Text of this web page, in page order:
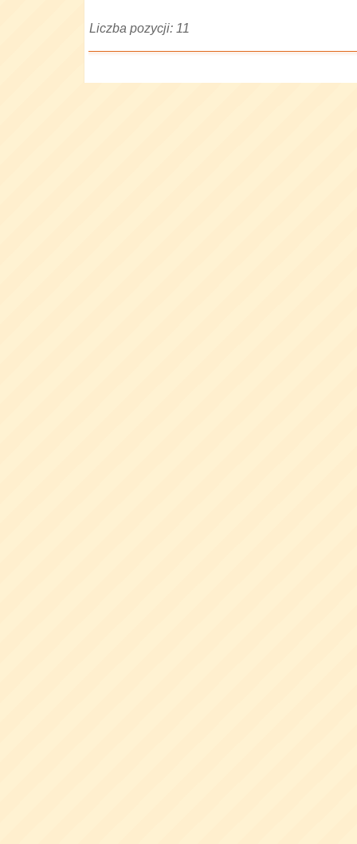
Liczba pozycji: 11